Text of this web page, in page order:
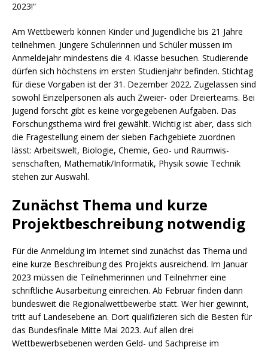
2023!“
Am Wettbewerb können Kinder und Jugendliche bis 21 Jahre
teilnehmen. Jüngere Schülerinnen und Schüler müssen im
Anmeldejahr mindestens die 4. Klasse besuchen. Studierende
dürfen sich höchstens im ersten Studienjahr befinden. Stichtag
für diese Vorgaben ist der 31. Dezember 2022. Zugelassen sind
sowohl Einzelpersonen als auch Zweier- oder Dreierteams. Bei
Jugend forscht gibt es keine vorgegebenen Auf­gaben. Das
Forschungsthema wird frei gewählt. Wichtig ist aber, dass sich
die Fragestellung einem der sieben Fachgebiete zuordnen
lässt: Arbeitswelt, Biologie, Chemie, Geo- und Raumwis­
senschaften, Mathematik/Informatik, Physik sowie Technik
stehen zur Auswahl.
Zunächst Thema und kurze
Projektbeschreibung notwendig
Für die Anmeldung im Internet sind zunächst das Thema und
eine kurze Beschreibung des Projekts ausreichend. Im Januar
2023 müssen die Teilnehmerinnen und Teilnehmer eine
schriftliche Ausarbeitung einreichen. Ab Februar finden dann
bundesweit die Regionalwettbewerbe statt. Wer hier gewinnt,
tritt auf Landesebene an. Dort qualifizieren sich die Besten für
das Bundesfinale Mitte Mai 2023. Auf allen drei
Wettbewerbsebenen werden Geld- und Sachpreise im